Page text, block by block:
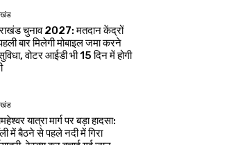
चुनाव 2027: मतदान केंद्रों
बार मिलेगी मोबाइल जमा करने
वोटर आईडी भी 15 दिन में होगी
यात्रा मार्ग पर बड़ा हादसा:
में बैठने से पहले नदी में गिरा